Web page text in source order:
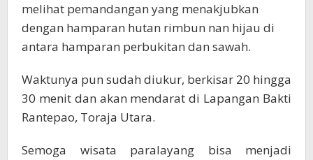
melihat pemandangan yang menakjubkan
dengan hamparan hutan rimbun nan hijau di
antara hamparan perbukitan dan sawah.
Waktunya pun sudah diukur, berkisar 20 hingga
30 menit dan akan mendarat di Lapangan Bakti
Rantepao, Toraja Utara.
Semoga wisata paralayang bisa menjadi